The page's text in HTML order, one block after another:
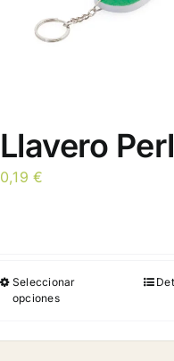
Llavero
0,19€
Seleccionar
opciones